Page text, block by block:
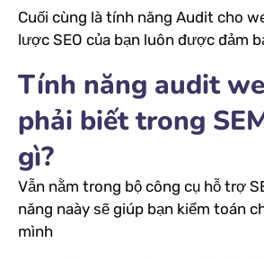
Cuối cùng là tính năng Audit cho
lược SEO của bạn luôn được đảm
Tính năng audit
phải biết trong
gì?
Vẫn nằm trong bộ công cụ hỗ trợ
năng naày sẽ giúp bạn kiểm toán
mình